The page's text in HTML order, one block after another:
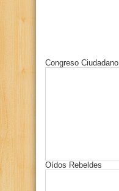
Congreso Ciudadano
Oídos Rebeldes